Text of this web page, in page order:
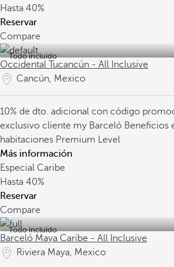
Hasta 40%
Reservar
Compare
Todo incluido
Occidental Tucancún - All Inclusive
Cancún, Mexico
10% de dto. adicional con código
exclusivo cliente my Barceló Beneficios
habitaciones Premium Level
Más información
Especial Caribe
Hasta 40%
Reservar
Compare
Todo incluido
Barceló Maya Caribe - All Inclusive
Riviera Maya, Mexico